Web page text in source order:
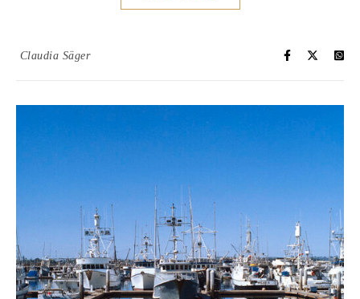
Claudia Säger